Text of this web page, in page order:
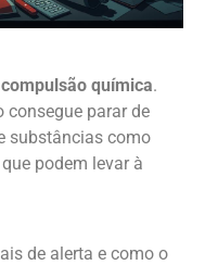
compulsão química.
consegue parar de
substâncias como
podem levar à
de alerta e como o